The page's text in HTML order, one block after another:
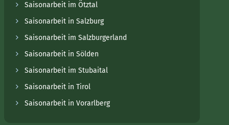
Saisonarbeit im Ötztal
Saisonarbeit in Salzburg
Saisonarbeit im Salzburgerland
Saisonarbeit in Sölden
Saisonarbeit im Stubaital
Saisonarbeit in Tirol
Saisonarbeit in Vorarlberg